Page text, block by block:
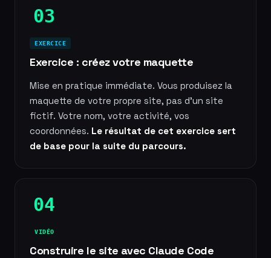
03
EXERCICE
Exercice : créez votre maquette
Mise en pratique immédiate. Vous produisez la
maquette de votre propre site, pas d'un site
fictif. Votre nom, votre activité, vos
coordonnées. Le résultat de cet exercice sert
de base pour la suite du parcours.
04
VIDÉO
Construire le site avec Claude Code